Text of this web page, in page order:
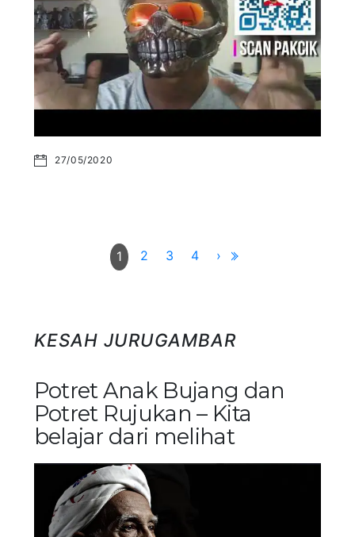
27/05/2020
1 2 3 4 ›
KESAH JURUGAMBAR
Potret Anak Bujang dan
Potret Rujukan – Kita
belajar dari melihat